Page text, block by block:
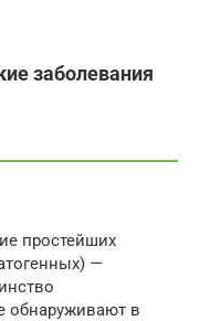
заболевания
простейших
—
обнаруживают в